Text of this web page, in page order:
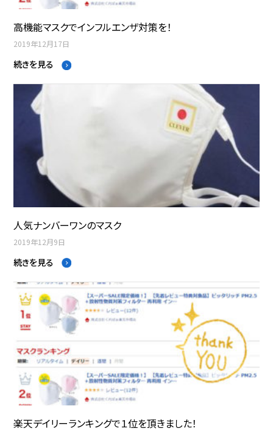
高機能マスクでインフルエンザ対策を！
2019年12月17日
続きを見る
人気ナンバーワンのマスク
2019年12月9日
続きを見る
楽天デイリーランキングで１位を頂きました！